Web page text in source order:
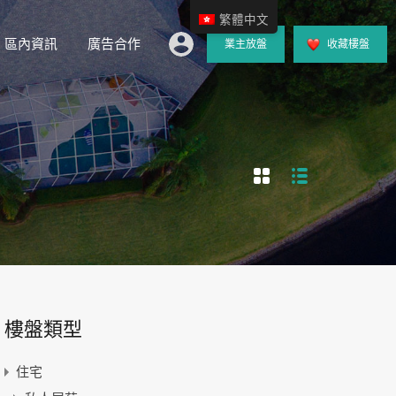
區內資訊 廣告合作 業主放盤 收藏樓盤
樓盤類型
住宅
繁體中文